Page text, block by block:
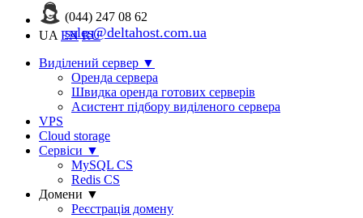
(044) 247 08 62
sales@deltahost.com.ua
UA EN RU
Виділений сервер ▼
Оренда сервера
Швидка оренда готових серверів
Асистент підбору виділеного сервера
VPS
Cloud storage
Сервіси ▼
MySQL CS
Redis CS
Домени ▼
Реєстрація домену